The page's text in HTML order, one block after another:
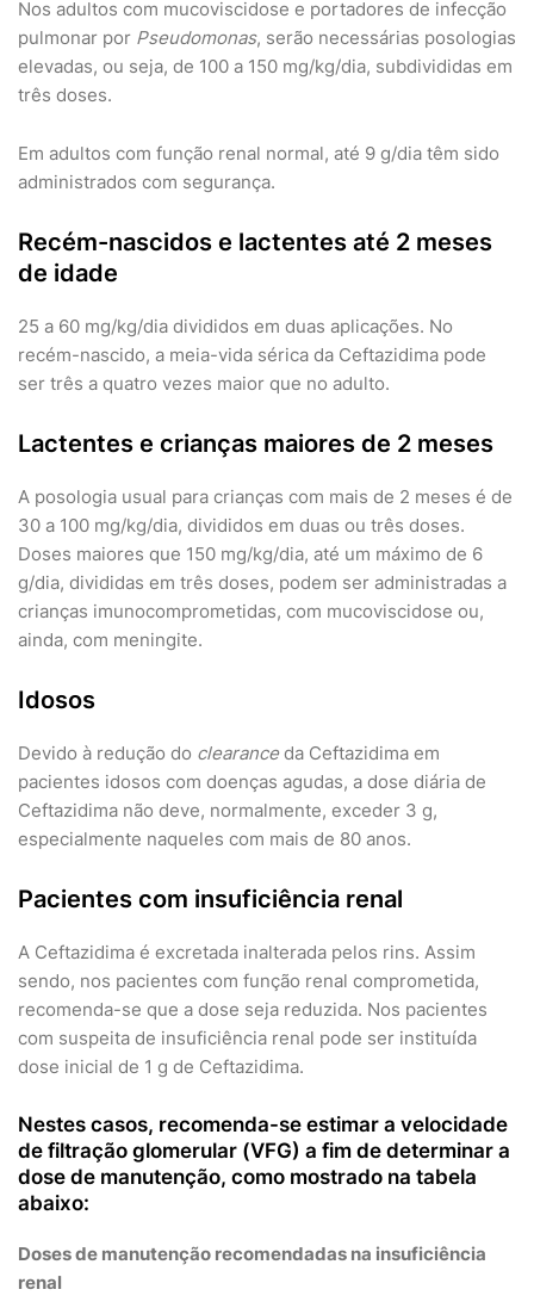
Nos adultos com mucoviscidose e portadores de infecção
pulmonar por Pseudomonas, serão necessárias posologias
elevadas, ou seja, de 100 a 150 mg/kg/dia, subdivididas em
três doses.
Em adultos com função renal normal, até 9 g/dia têm sido
administrados com segurança.
Recém-nascidos e lactentes até 2 meses
de idade
25 a 60 mg/kg/dia divididos em duas aplicações. No
recém-nascido, a meia-vida sérica da Ceftazidima pode
ser três a quatro vezes maior que no adulto.
Lactentes e crianças maiores de 2 meses
A posologia usual para crianças com mais de 2 meses é de
30 a 100 mg/kg/dia, divididos em duas ou três doses.
Doses maiores que 150 mg/kg/dia, até um máximo de 6
g/dia, divididas em três doses, podem ser administradas a
crianças imunocomprometidas, com mucoviscidose ou,
ainda, com meningite.
Idosos
Devido à redução do clearanceda Ceftazidima em
pacientes idosos com doenças agudas, a dose diária de
Ceftazidima não deve, normalmente, exceder 3 g,
especialmente naqueles com mais de 80 anos.
Pacientes com insuficiência renal
A Ceftazidima é excretada inalterada pelos rins. Assim
sendo, nos pacientes com função renal comprometida,
recomenda-se que a dose seja reduzida. Nos pacientes
com suspeita de insuficiência renal pode ser instituída
dose inicial de 1 g de Ceftazidima.
Nestes casos, recomenda-se estimar a velocidade
de filtração glomerular (VFG) a fim de determinar a
dose de manutenção, como mostrado na tabela
abaixo:
Doses de manutenção recomendadas na insuficiência
renal